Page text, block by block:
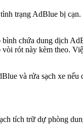
trạng AdBlue bị
chứa dung dịch
rót này kèm theo.
và rửa sạch xe nếu
tích trữ dự phòng